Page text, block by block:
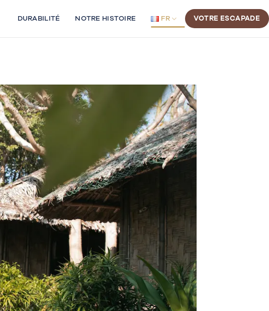
DURABILITÉ NOTRE HISTOIRE FR VOTRE ESCAPADE